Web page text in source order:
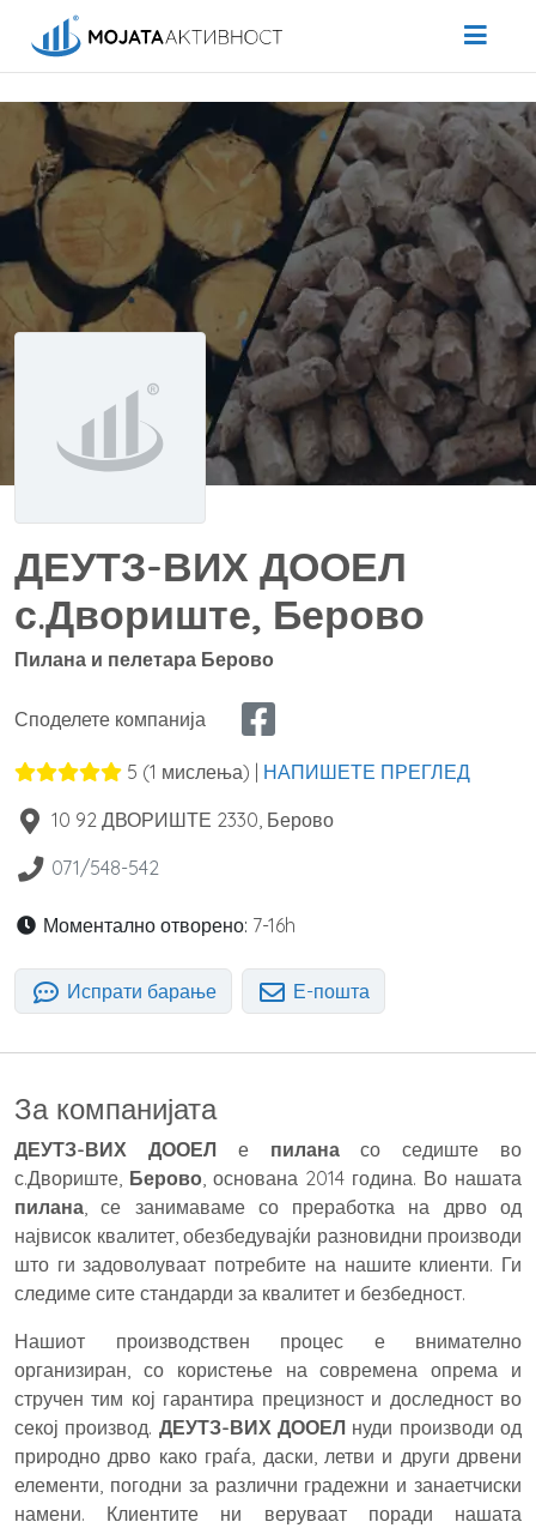
ДЕУТЗ-ВИХ ДООЕЛ
с.Двориште, Берово
Пилана и пелетара Берово
Споделете компанија
5 (1 мислења) | НАПИШЕТЕ ПРЕГЛЕД
10 92 ДВОРИШТЕ 2330 Берово
071/548-542
Моментално отворено: 7-16h
Испрати барање Е-пошта
За компанијата
ДЕУТЗ-ВИХ ДООЕЛ е пиланасо седиште во
с.Двориште, Берово , основана 2014 година. Во нашата
пилана , се занимаваме со преработка на дрво од
највисок квалитет, обезбедувајќи разновидни производи
што ги задоволуваат потребите на нашите клиенти. Ги
следиме сите стандарди за квалитет и безбедност.
Нашиот производствен процес е внимателно
организиран, со користење на современа опрема и
стручен тим кој гарантира прецизност и доследност во
секој производ. ДЕУТЗ-ВИХ ДООЕЛ нуди производи од
природно дрво како граѓа, даски, летви и други дрвени
елементи, погодни за различни градежни и занаетчиски
намени. Клиентите ни веруваат поради нашата